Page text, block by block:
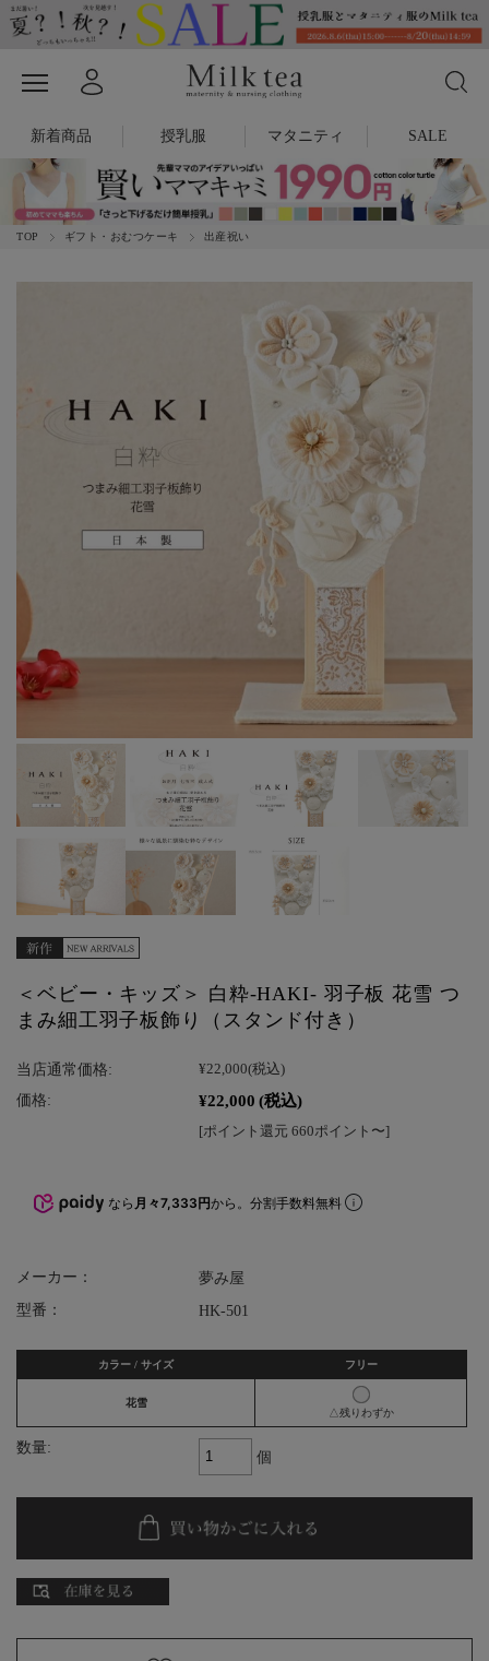
新着商品 授乳服 マタニティ SALE
TOP ギフト・おむつケーキ 出産祝い
＜ベビー・キッズ＞ 白粋-HAKI- 羽子板 花雪 つ
まみ細工羽子板飾り（スタンド付き）
当店通常価格: ¥22,000(税込)
価格: ¥22,000 (税込)
[ポイント還元 660ポイント〜]
なら 月々7,333円から。分割手数料無料
メーカー：
夢み屋
型番：
HK-501
カラー / サイズ フリー
花雪
△残りわずか
数量:
個